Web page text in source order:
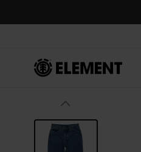
Produktinformation